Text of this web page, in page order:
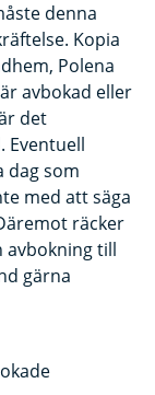
denna
Kopia
Polena
avbokad eller
det
Eventuell
dag som
med att säga
räcker
avbokning till
gärna